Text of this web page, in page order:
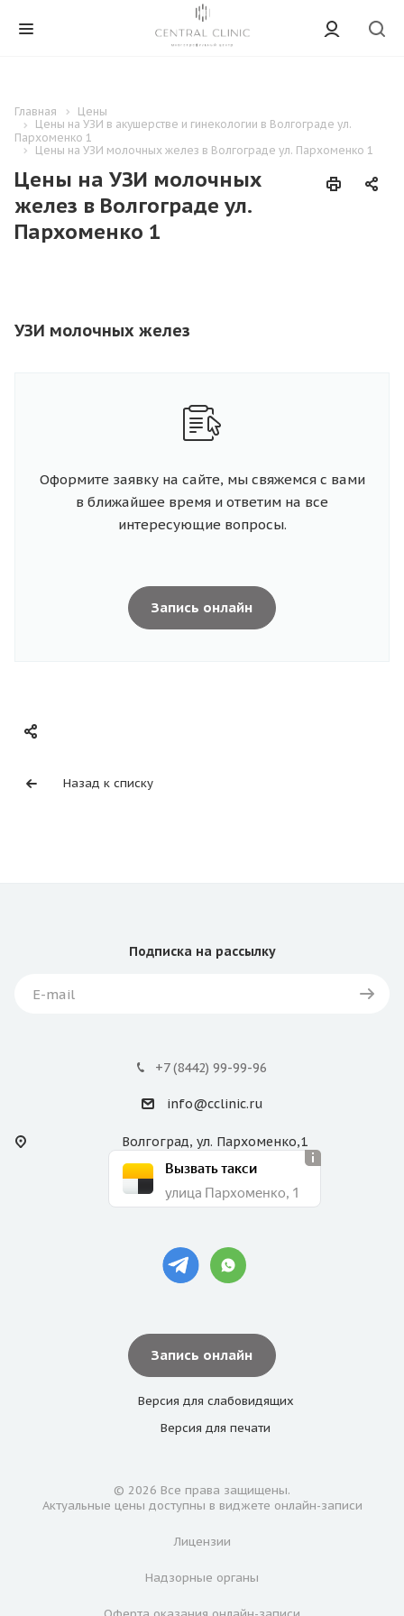
Главная
Цены
Цены на УЗИ в акушерстве и гинекологии в Волгограде ул.
Пархоменко 1
Цены на УЗИ молочных желез в Волгограде ул. Пархоменко 1
Цены на УЗИ молочных
желез в Волгограде ул.
Пархоменко 1
УЗИ молочных желез
Оформите заявку на сайте, мы свяжемся с вами
в ближайшее время и ответим на все
интересующие вопросы.
Запись онлайн
Назад к списку
Подписка на рассылку
+7 (8442) 99-99-96
info@cclinic.ru
Волгоград, ул. Пархоменко,1
Вызвать такси
улица Пархоменко, 1
Запись онлайн
Версия для слабовидящих
Версия для печати
© 2026 Все права защищены.
Актуальные цены доступны в виджете онлайн-записи
Лицензии
Надзорные органы